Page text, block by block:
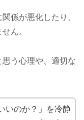
係が悪化したり、
ん。
う心理や、適切な
いのか？」を冷静